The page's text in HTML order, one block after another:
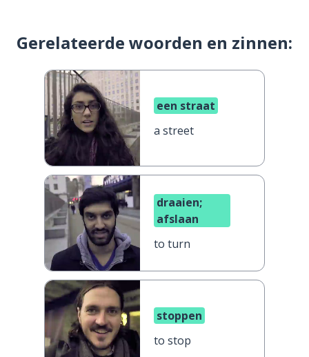
Gerelateerde woorden en zinnen:
een straat
a street
draaien;
afslaan
to turn
stoppen
to stop